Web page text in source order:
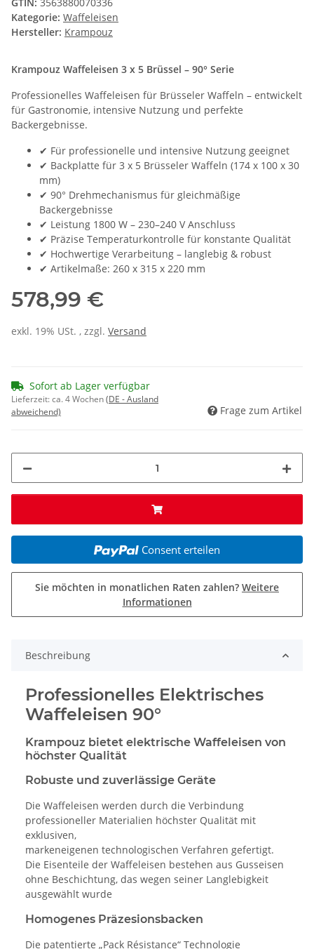
Kategorie: Waffeleisen
Hersteller: Krampouz
Krampouz Waffeleisen 3 x 5 Brüssel – 90° Serie
Professionelles Waffeleisen für Brüsseler Waffeln – entwickelt
für Gastronomie, intensive Nutzung und perfekte
Backergebnisse.
✔ Für professionelle und intensive Nutzung geeignet
✔ Backplatte für 3 x 5 Brüsseler Waffeln (174 x 100 x 30
mm)
✔ 90° Drehmechanismus für gleichmäßige
Backergebnisse
✔ Leistung 1800 W – 230–240 V Anschluss
✔ Präzise Temperaturkontrolle für konstante Qualität
✔ Hochwertige Verarbeitung – langlebig & robust
✔ Artikelmaße: 260 x 315 x 220 mm
578,99 €
exkl. 19% USt. , zzgl. Versand
Sofort ab Lager verfügbar
Lieferzeit:ca. 4 Wochen(DE - Ausland
abweichend)
Frage zum Artikel
Consent erteilen
Sie möchten in monatlichen Raten zahlen? Weitere
Informationen
Beschreibung
Professionelles Elektrisches
Waffeleisen 90°
Krampouz bietet elektrische Waffeleisen von
höchster Qualität
Robuste und zuverlässige Geräte
Die Waffeleisen werden durch die Verbindung
professioneller Materialien höchster Qualität mit
exklusiven,
markeneigenen technologischen Verfahren gefertigt.
Die Eisenteile der Waffeleisen bestehen aus Gusseisen
ohne Beschichtung, das wegen seiner Langlebigkeit
ausgewählt wurde
Homogenes Präzesionsbacken
Die patentierte „Pack Résistance“ Technologie